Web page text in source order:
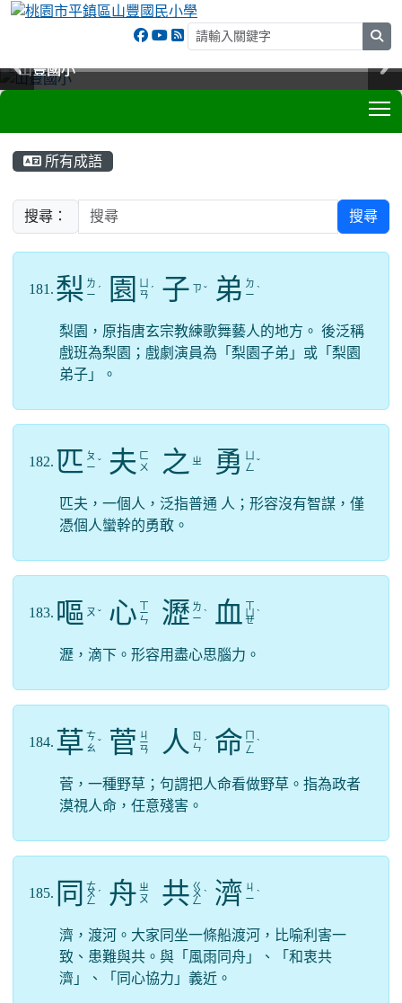
山豐國小
山豐國小
山豐國小
山豐國小
所有成語
搜尋： 搜尋
181. 梨 ㄌ
ㄧ ˊ 園
ㄢ ˊ 子 ㄗ ˇ 弟 ㄉ
ㄧ ˋ
梨園，原指唐玄宗教練歌舞藝人的地方。 後泛稱
戲班為梨園；戲劇演員為「梨園子弟」或「梨園
弟子」。
182. 匹 ㄆ
ㄧ ˇ 夫 ㄈ
ㄨ
之 ㄓ 勇 ㄥ ˇ
匹夫，一個人，泛指普通 人；形容沒有智謀，僅
憑個人蠻幹的勇敢。
183. 嘔 ㄡ ˇ 心 ㄧ
ㄣ 瀝 ㄌ
ㄧ ˋ 血 ㄩ
ㄝ
ˋ
瀝，滴下。形容用盡心思腦力。
184. 草 ㄘ
ㄠ ˇ 菅 ㄐ
ㄧ
ㄢ 人 ㄖ
ㄣ ˊ 命 ㄧ
ㄥ
ˋ
菅，一種野草；句謂把人命看做野草。指為政者
漠視人命，任意殘害。
185. 同 ㄊ
ㄨ
ㄥ
ˊ 舟 ㄓ
ㄡ
共 ㄍ
ㄨ
ㄥ
ˋ 濟 ㄐ
ㄧ ˋ
濟，渡河。大家同坐一條船渡河，比喻利害一
致、患難與共。與「風雨同舟」、「和衷共
濟」、「同心協力」義近。